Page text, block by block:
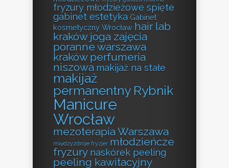
fryzury młodzieżowe spięte
gabinet estetyka Gabinet
kosmetyczny Wrocław hair lab
kraków joga zajęcia
poranne warszawa
kraków perfumeria
niszowa makijaż na stałe
makijaż
permanentny Rybnik
Manicure
Wrocław
mezoterapia Warszawa
międzyzdroje fryzjer młodzieńcze
fryzury naskórek peeling
peeling kawitacyjny